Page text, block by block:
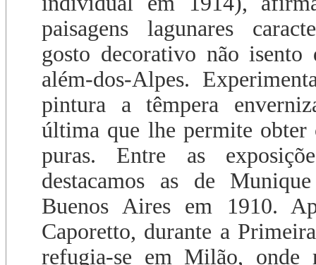
paisagens lagunares
gosto decorativo não
além-dos-Alpes.
pintura a têmpera
última que lhe permite obter
puras. Entre as
destacamos as de
Buenos Aires em 1910.
Caporetto, durante a
refugia-se em Milão, onde